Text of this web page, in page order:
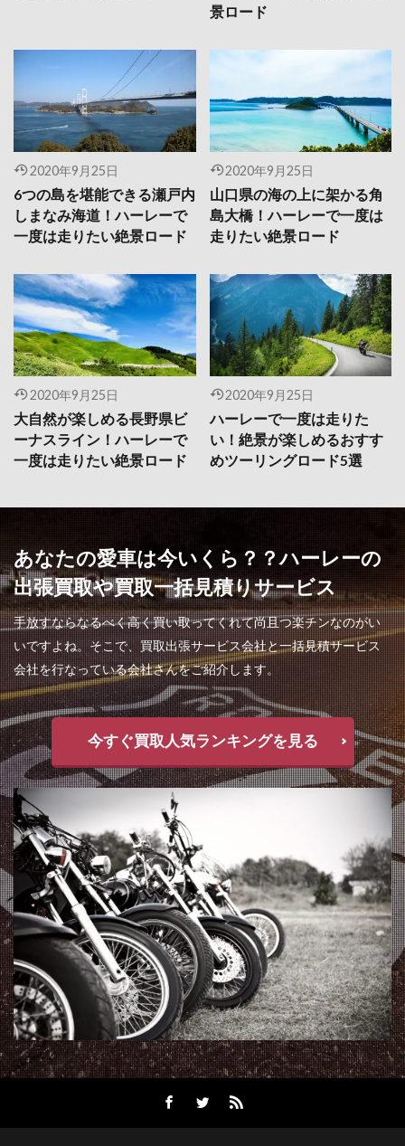
景ロード
2020年9月25日
6つの島を堪能できる瀬戸内
しまなみ海道！ハーレーで
一度は走りたい絶景ロード
2020年9月25日
山口県の海の上に架かる角
島大橋！ハーレーで一度は
走りたい絶景ロード
2020年9月25日
大自然が楽しめる長野県ビ
ーナスライン！ハーレーで
一度は走りたい絶景ロード
2020年9月25日
ハーレーで一度は走りた
い！絶景が楽しめるおすす
めツーリングロード5選
あなたの愛車は今いくら？？ハーレーの
出張買取や買取一括見積りサービス
手放すならなるべく高く買い取ってくれて尚且つ楽チンなのがい
いですよね。そこで、買取出張サービス会社と一括見積サービス
会社を行なっている会社さんをご紹介します。
今すぐ買取人気ランキングを見る